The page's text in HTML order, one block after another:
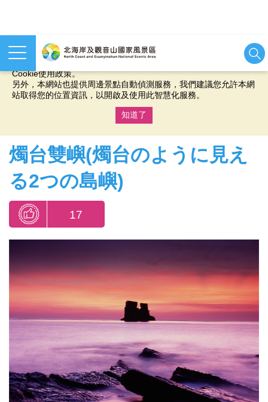
本網站使用cookies等相關技術以持續優化網站服務，並有助於為
您提供更佳的體驗，當您繼續使用本網站即表示您同意我們的
Cookie使用政策。
另外，本網站也提供周邊景點自動偵測服務，我們建議您允許本網
站取得您的位置資訊，以開啟及使用此智慧化服務。
知道了
燭台雙嶼(燭台のように見え
る2つの島嶼)
17